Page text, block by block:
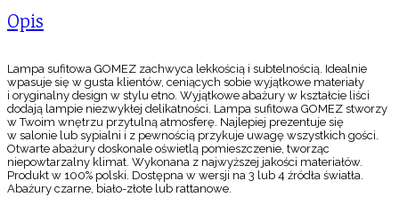
Opis
Lampa sufitowa GOMEZ zachwyca lekkością i subtelnością. Idealnie
wpasuje się w gusta klientów, ceniących sobie wyjątkowe materiały
i oryginalny design w stylu etno. Wyjątkowe abażury w kształcie liści
dodają lampie niezwykłej delikatności. Lampa sufitowa GOMEZ stworzy
w Twoim wnętrzu przytulną atmosferę. Najlepiej prezentuje się
w salonie lub sypialni i z pewnością przykuje uwagę wszystkich gości.
Otwarte abażury doskonale oświetlą pomieszczenie, tworząc
niepowtarzalny klimat. Wykonana z najwyższej jakości materiałów.
Produkt w 100% polski. Dostępna w wersji na 3 lub 4 źródła światła.
Abażury czarne, biało-złote lub rattanowe.